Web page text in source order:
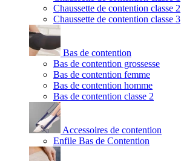
Chaussette de contention classe 2
Chaussette de contention classe 3
Bas de contention
Bas de contention grossesse
Bas de contention femme
Bas de contention homme
Bas de contention classe 2
Accessoires de contention
Enfile Bas de Contention